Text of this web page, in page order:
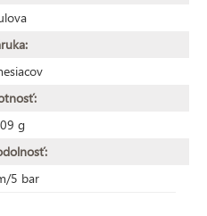
g
5 bar